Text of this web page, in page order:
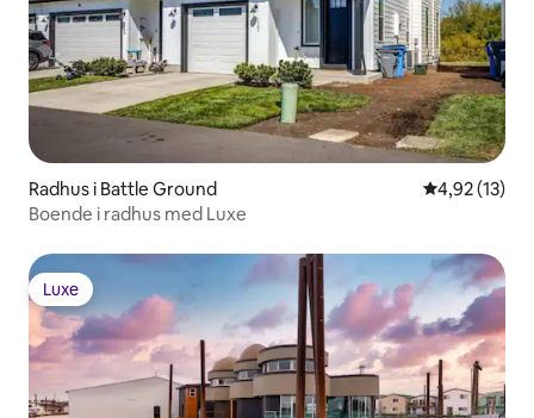
Radhus i Battle Ground 4,92 av 5 i
4,92 (13)
Boende i radhus med Luxe
Luxe
Luxe